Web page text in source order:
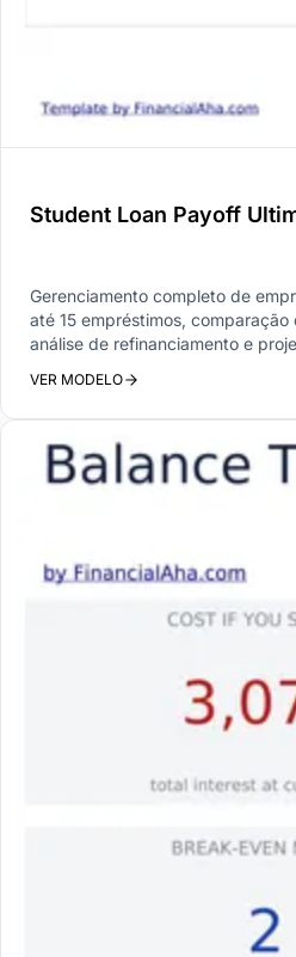
Student Loan Payoff
Gerenciamento completo de
até 15 empréstimos,
análise de refinanciamento e
VER MODELO